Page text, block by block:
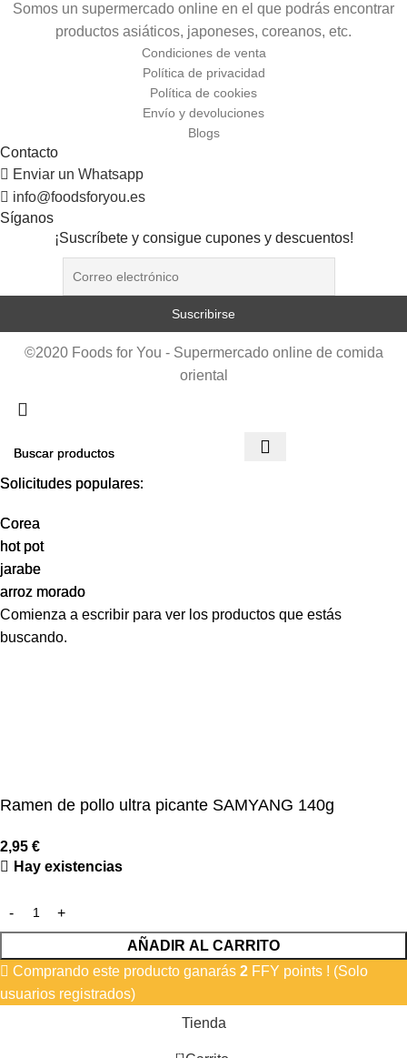
Somos un supermercado online en el que podrás encontrar
productos asiáticos, japoneses, coreanos, etc.
Condiciones de venta
Política de privacidad
Política de cookies
Envío y devoluciones
Blogs
Contacto
Enviar un Whatsapp
info@foodsforyou.es
Síganos
¡Suscríbete y consigue cupones y descuentos!
©2020 Foods for You - Supermercado online de comida
oriental
Solicitudes populares:
Corea
hot pot
jarabe
arroz morado
Solicitudes populares:
Corea
hot pot
jarabe
arroz morado
Comienza a escribir para ver los productos que estás
buscando.
Ramen de pollo ultra picante SAMYANG 140g
2,95 €
Hay existencias
AÑADIR AL CARRITO
Comprando este producto ganarás 2 FFY points ! (Solo
usuarios registrados)
Tienda
0